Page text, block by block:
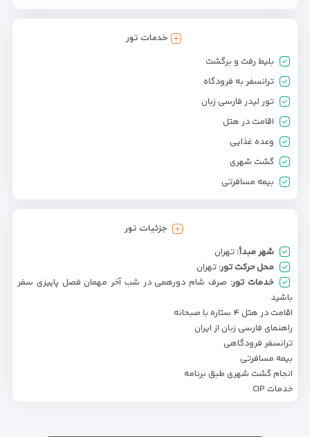
خدمات تور
بلیط رفت و برگشت
ترانسفر به فرودگاه
تور لیدر فارسی زبان
اقامت در هتل
وعده غذایی
گشت شهری
بیمه مسافرتی
جزئیات تور
شهر مبدأ: تهران
محل حرکت تور: تهران
خدمات تور: صرف شام دورهمی در شب آخر مهمان فصل پاییزی سفر
باشید
اقامت در هتل ۴ ستاره با صبحانه
راهنمای فارسی زبان از ایران
ترانسفر فرودگاهی
بیمه مسافرتی
انجام گشت شهری طبق برنامه
خدمات CIP